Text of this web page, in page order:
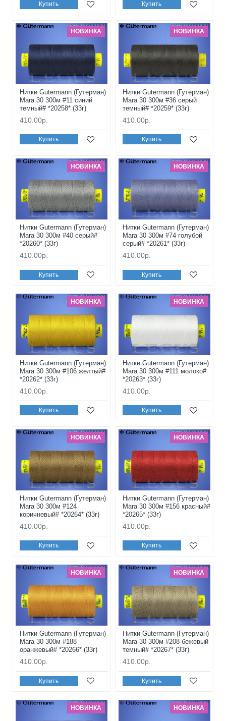
Купить Купить
НОВИНКА
Нитки Gutermann (Гутерман)
Mara 30 300м #11 синий
темный# *20258* (33г)
410.00р.
Купить
НОВИНКА
Нитки Gutermann (Гутерман)
Mara 30 300м #36 серый
темный# *20259* (33г)
410.00р.
Купить
НОВИНКА
Нитки Gutermann (Гутерман)
Mara 30 300м #40 серый#
*20260* (33г)
410.00р.
Купить
НОВИНКА
Нитки Gutermann (Гутерман)
Mara 30 300м #74 голубой
серый# *20261* (33г)
410.00р.
Купить
НОВИНКА
Нитки Gutermann (Гутерман)
Mara 30 300м #106 желтый#
*20262* (33г)
410.00р.
Купить
НОВИНКА
Нитки Gutermann (Гутерман)
Mara 30 300м #111 молоко#
*20263* (33г)
410.00р.
Купить
НОВИНКА
Нитки Gutermann (Гутерман)
Mara 30 300м #124
коричневый# *20264* (33г)
410.00р.
Купить
НОВИНКА
Нитки Gutermann (Гутерман)
Mara 30 300м #156 красный#
*20265* (33г)
410.00р.
Купить
НОВИНКА
Нитки Gutermann (Гутерман)
Mara 30 300м #188
оранжевый# *20266* (33г)
410.00р.
Купить
НОВИНКА
Нитки Gutermann (Гутерман)
Mara 30 300м #208 бежевый
темный# *20267* (33г)
410.00р.
Купить
НОВИНКА НОВИНКА